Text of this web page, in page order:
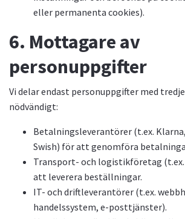
eller permanenta cookies).
6. Mottagare av
personuppgifter
Vi delar endast personuppgifter med
nödvändigt:
Betalningsleverantörer (t.ex.
Swish) för att genomföra
Transport- och logistikföretag (t.ex.
att leverera beställningar.
IT- och driftleverantörer (t.ex.
handelssystem, e-posttjänster).